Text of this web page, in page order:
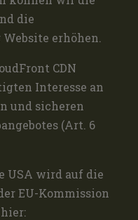
die
erhöhen.
CDN
Interesse an
und sicheren
(Art. 6
USA wird auf die
EU-Kommission